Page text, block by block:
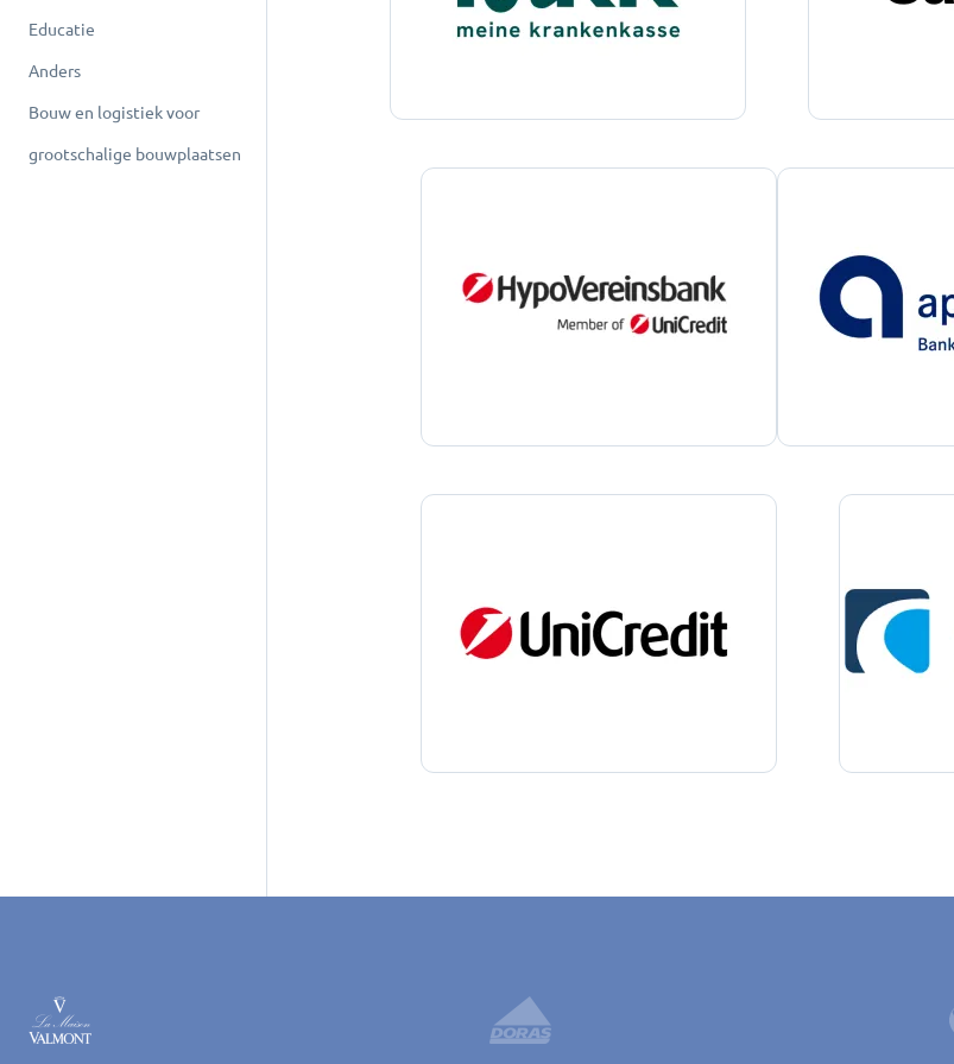
Educatie
Anders
Bouw en logistiek voor
grootschalige bouwplaatsen